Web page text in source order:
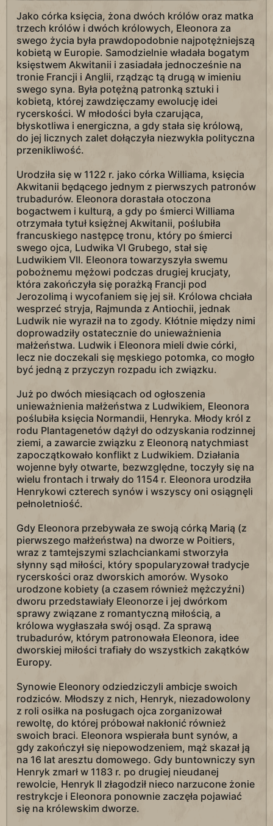
Jako córka księcia, żona dwóch królów oraz matka
trzech królów i dwóch królowych, Eleonora za
swego życia była prawdopodobnie najpotężniejszą
kobietą w Europie. Samodzielnie władała bogatym
księstwem Akwitanii i zasiadała jednocześnie na
tronie Francji i Anglii, rządząc tą drugą w imieniu
swego syna. Była potężną patronką sztuki i
kobietą, której zawdzięczamy ewolucję idei
rycerskości. W młodości była czarująca,
błyskotliwa i energiczna, a gdy stała się królową,
do jej licznych zalet dołączyła niezwykła polityczna
przenikliwość.
Urodziła się w 1122 r. jako córka Williama, księcia
Akwitanii będącego jednym z pierwszych patronów
trubadurów. Eleonora dorastała otoczona
bogactwem i kulturą, a gdy po śmierci Williama
otrzymała tytuł księżnej Akwitanii, poślubiła
francuskiego następcę tronu, który po śmierci
swego ojca, Ludwika VI Grubego, stał się
Ludwikiem VII. Eleonora towarzyszyła swemu
pobożnemu mężowi podczas drugiej krucjaty,
która zakończyła się porażką Francji pod
Jerozolimą i wycofaniem się jej sił. Królowa chciała
wesprzeć stryja, Rajmunda z Antiochii, jednak
Ludwik nie wyraził na to zgody. Kłótnie między nimi
doprowadziły ostatecznie do unieważnienia
małżeństwa. Ludwik i Eleonora mieli dwie córki,
lecz nie doczekali się męskiego potomka, co mogło
być jedną z przyczyn rozpadu ich związku.
Już po dwóch miesiącach od ogłoszenia
unieważnienia małżeństwa z Ludwikiem, Eleonora
poślubiła księcia Normandii, Henryka. Młody król z
rodu Plantagenetów dążył do odzyskania rodzinnej
ziemi, a zawarcie związku z Eleonorą natychmiast
zapoczątkowało konflikt z Ludwikiem. Działania
wojenne były otwarte, bezwzględne, toczyły się na
wielu frontach i trwały do 1154 r. Eleonora urodziła
Henrykowi czterech synów i wszyscy oni osiągnęli
pełnoletniość.
Gdy Eleonora przebywała ze swoją córką Marią (z
pierwszego małżeństwa) na dworze w Poitiers,
wraz z tamtejszymi szlachciankami stworzyła
słynny sąd miłości, który spopularyzował tradycje
rycerskości oraz dworskich amorów. Wysoko
urodzone kobiety (a czasem również mężczyźni)
dworu przedstawiały Eleonorze i jej dwórkom
sprawy związane z romantyczną miłością, a
królowa wygłaszała swój osąd. Za sprawą
trubadurów, którym patronowała Eleonora, idee
dworskiej miłości trafiały do wszystkich zakątków
Europy.
Synowie Eleonory odziedziczyli ambicje swoich
rodziców. Młodszy z nich, Henryk, niezadowolony
z roli osiłka na posługach ojca zorganizował
rewoltę, do której próbował nakłonić również
swoich braci. Eleonora wspierała bunt synów, a
gdy zakończył się niepowodzeniem, mąż skazał ją
na 16 lat aresztu domowego. Gdy buntowniczy syn
Henryk zmarł w 1183 r. po drugiej nieudanej
rewolcie, Henryk II złagodził nieco narzucone żonie
restrykcje i Eleonora ponownie zaczęła pojawiać
się na królewskim dworze.